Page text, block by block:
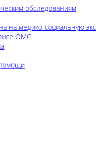
обследованиям
на медико-социальную
ОМС